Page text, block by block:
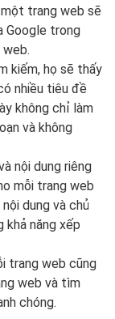
trang web sẽ
Google trong
kiếm, họ sẽ thấy
nhiều tiêu đề
không chỉ làm
và không
nội dung riêng
mỗi trang web
dung và chủ
năng xếp
trang web cũng
web và tìm
chóng.